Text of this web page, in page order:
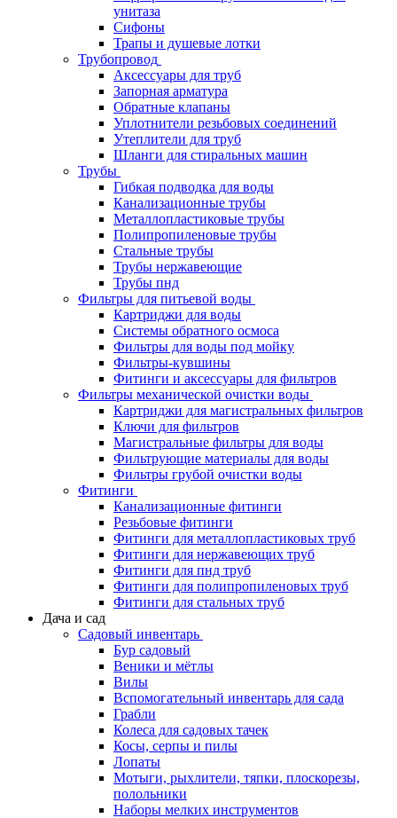
унитаза
Сифоны
Трапы и душевые лотки
Трубопровод
Аксессуары для труб
Запорная арматура
Обратные клапаны
Уплотнители резьбовых соединений
Утеплители для труб
Шланги для стиральных машин
Трубы
Гибкая подводка для воды
Канализационные трубы
Металлопластиковые трубы
Полипропиленовые трубы
Стальные трубы
Трубы нержавеющие
Трубы пнд
Фильтры для питьевой воды
Картриджи для воды
Системы обратного осмоса
Фильтры для воды под мойку
Фильтры-кувшины
Фитинги и аксессуары для фильтров
Фильтры механической очистки воды
Картриджи для магистральных фильтров
Ключи для фильтров
Магистральные фильтры для воды
Фильтрующие материалы для воды
Фильтры грубой очистки воды
Фитинги
Канализационные фитинги
Резьбовые фитинги
Фитинги для металлопластиковых труб
Фитинги для нержавеющих труб
Фитинги для пнд труб
Фитинги для полипропиленовых труб
Фитинги для стальных труб
Дача и сад
Садовый инвентарь
Бур садовый
Веники и мётлы
Вилы
Вспомогательный инвентарь для сада
Грабли
Колеса для садовых тачек
Косы, серпы и пилы
Лопаты
Мотыги, рыхлители, тяпки, плоскорезы,
полольники
Наборы мелких инструментов